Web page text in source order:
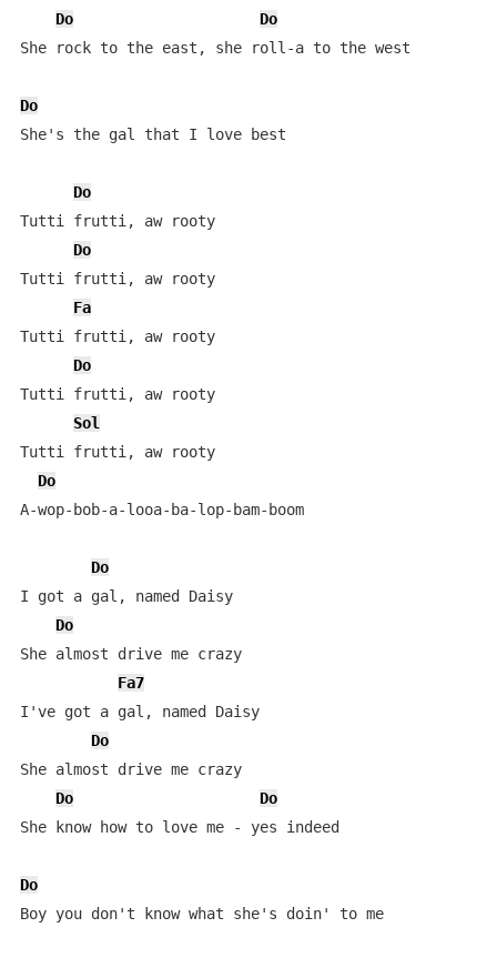
Do
Do
She rock to the east, she roll-a to the west
Do
She's the gal that I love best
Do
Tutti frutti, aw rooty
Do
Tutti frutti, aw rooty
Fa
Tutti frutti, aw rooty
Do
Tutti frutti, aw rooty
Sol
Tutti frutti, aw rooty
Do
A-wop-bob-a-looa-ba-lop-bam-boom
Do
I got a gal, named Daisy
Do
She almost drive me crazy
Fa7
I've got a gal, named Daisy
Do
She almost drive me crazy
Do
Do
She know how to love me - yes indeed
Do
Boy you don't know what she's doin' to me